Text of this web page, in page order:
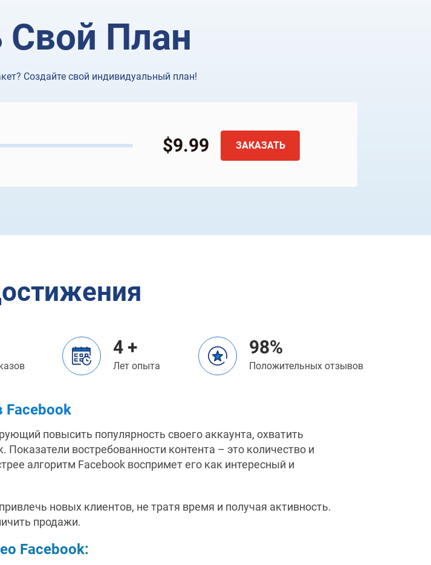
Свой План
Создайте свой индивидуальный план!
$9.99 ЗАКАЗАТЬ
4 +
Лет опыта
98%
Положительных отзывов
Facebook
повысить популярность своего аккаунта, охватить
востребованности контента – это количество и
алгоритм Facebook воспримет его как интересный и
новых клиентов, не тратя время и получая активность.
продажи.
Facebook: